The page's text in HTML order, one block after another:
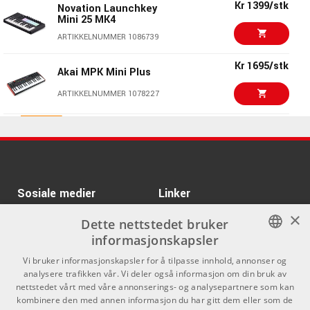
Informasjon
Antall tangenter: 25 minitangenter
Aftertouch: Nei
Regler: Nei
Ratt: 9 stk
Transportrknapper: Ja
Trumpads: 8 stk
IK Multimedia iRig Keys
2
Kr 1620/stk
ARTURIA Minilab 37 Kr 1650/stk
Novation Launchkey
Mini 25 MK4
ARTIKKELNUMMER 1086739
Kr 1399/stk
Akai MPK Mini Plus
ARTIKKELNUMMER 1078227
Kr 1695/stk
3
Audio-Technica
M40/M50X Straight
Cord 3M Black
ARTIKKELNUMMER 1056155
Nektar Aruba
ARTIKKELNUMMER 1080863
Sosiale medier Linker
Om Oss
Kontakt oss
Kjøpsvilkår
Butikken
NORWEGIAN
×
Dette nettstedet bruker
informasjonskapsler
Vi bruker informasjonskapsler for å tilpasse innhold, annonser og
analysere trafikken vår. Vi deler også informasjon om din bruk av
nettstedet vårt med våre annonserings- og analysepartnere som kan
kombinere den med annen informasjon du har gitt dem eller som de